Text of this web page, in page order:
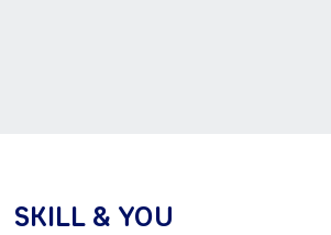
SKILL & YOU